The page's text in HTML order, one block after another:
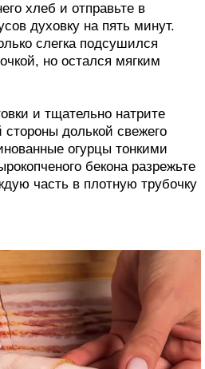
хлеб и отправьте в
духовку на пять минут.
слегка подсушился
но остался мягким
и тщательно натрите
долькой свежего
огурцы тонкими
бекона разрежьте
часть в плотную трубочку